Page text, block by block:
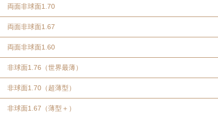
両面非球面1.70
両面非球面1.67
両面非球面1.60
非球面1.76（世界最薄）
非球面1.70（超薄型）
非球面1.67（薄型＋）